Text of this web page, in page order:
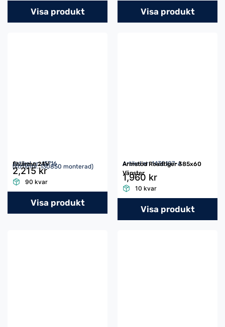
Visa produkt Visa produkt
Artikel nr: 15716
Elvärme 24V
(strömbr. 130850 monterad)
2,215 kr
90 kvar
Visa produkt
Artikel nr: 1430107-A
Armstöd Roadtiger 385x60
Vänster
1,960 kr
10 kvar
Visa produkt